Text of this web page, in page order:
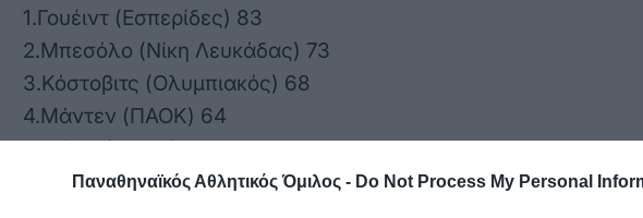
Παναθηναϊκός Αθλητικός Όμιλος - Do Not Process My Personal
1.Γουέιντ (Εσπερίδες) 83
2.Μπεσόλο (Νίκη Λευκάδας) 73
3.Κόστοβιτς (Ολυμπιακός) 68
4.Μάντεν (ΠΑΟΚ) 64
5.Μάγιο (ΠΑΟΚ) 62